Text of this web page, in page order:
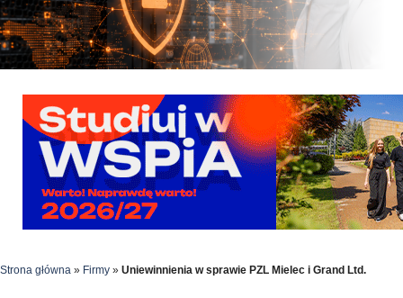
Strona główna » Firmy » Uniewinnienia w sprawie PZL Mielec i Grand Ltd.